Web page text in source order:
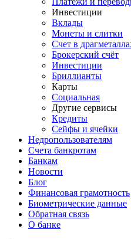
Инвестиции
Вклады
Монеты и слитки
Счет в
Брокерский счёт
Инвестиции
Бриллианты
Карты
Социальная
Другие сервисы
Кредиты
Сейфы и ячейки
Недропользователям
Счета банкротам
Банкам
Новости
Блог
Финансовая грамотность
Биометрические данные
Обратная связь
О банке